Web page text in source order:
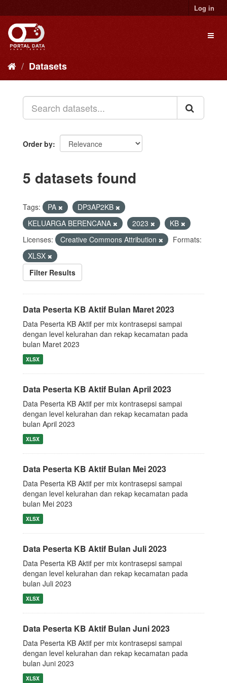
to
content
Log in
Datasets
Order by
5 datasets found
Tags: PA
DP3AP2KB
KELUARGA BERENCANA
2023
KB
Licenses:
Creative Commons Attribution
Formats:
XLSX
Filter Results
Data Peserta KB Aktif Bulan Maret 2023
Data Peserta KB Aktif per mix kontrasepsi sampai
dengan level kelurahan dan rekap kecamatan pada
bulan Maret 2023
XLSX
Data Peserta KB Aktif Bulan April 2023
Data Peserta KB Aktif per mix kontrasepsi sampai
dengan level kelurahan dan rekap kecamatan pada
bulan April 2023
XLSX
Data Peserta KB Aktif Bulan Mei 2023
Data Peserta KB Aktif per mix kontrasepsi sampai
dengan level kelurahan dan rekap kecamatan pada
bulan Mei 2023
XLSX
Data Peserta KB Aktif Bulan Juli 2023
Data Peserta KB Aktif per mix kontrasepsi sampai
dengan level kelurahan dan rekap kecamatan pada
bulan Juli 2023
XLSX
Data Peserta KB Aktif Bulan Juni 2023
Data Peserta KB Aktif per mix kontrasepsi sampai
dengan level kelurahan dan rekap kecamatan pada
bulan Juni 2023
XLSX